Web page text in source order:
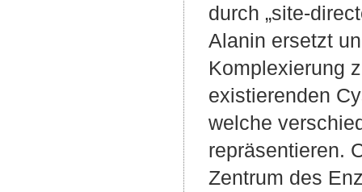
durch „site-
Alanin ersetzt
Komplexierung
existierenden
welche
repräsentieren.
Zentrum des